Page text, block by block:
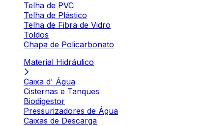
Telha de PVC
Telha de Plástico
Telha de Fibra de Vidro
Toldos
Chapa de Policarbonato
Material Hidráulico
Caixa d' Água
Cisternas e Tanques
Biodigestor
Pressurizadores de Água
Caixas de Descarga